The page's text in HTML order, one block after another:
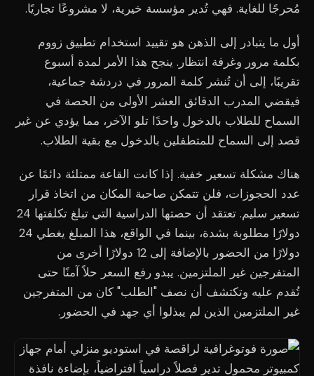
مُحرجًا للغاية. فهي تُدير مؤسسة خيرية، لا مشروعًا تجاريًا.
أول ما يتبادر إلى الذهن هو تقييد استخدام تطبيق زووم
بكلمة مرور وغرفة انتظار. ينجح هذا الأمر لمدة أسبوع
تقريبًا، إلى أن تُنشر كلمة المرور في دردشة جماعية،
فيقضي المدرب الدقائق العشر الأولى من الحصة في
السماح للطلاب بالدخول واحدًا تلو الآخر، مما يؤدي عن غير
قصد إلى السماح للمتطفلين بالدخول مع بقية الطلاب.
هناك مشكلة تسعير خفية. إذا كانت القاعة ممتلئة دائمًا عن
عدد الحجوزات، فلن تتمكن صاحبة المكان من اتخاذ قرار
تسعير سليم. تعتقد أن حصتها الدراسية التي تبلغ تكلفتها 24
دولارًا مطلوبة بشدة، بينما في الواقع، هذا المبلغ يغطي 24
دولارًا من الحضور بالإضافة إلى 12 دولارًا أخرى من
المتفرجين غير الملتزمين. يبدو رفع السعر حلاً آمنًا حتى
تُقدم عليه وتكتشف أن نصف "الطلب" كان من المتفرجين
غير الملتزمين الذين لم يبذلوا أي جهد في الحضور.